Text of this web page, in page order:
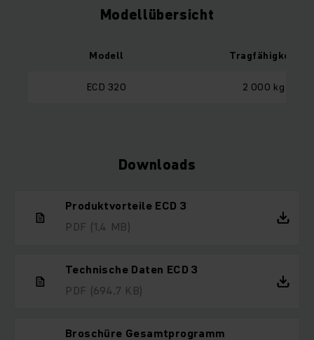
Modellübersicht
Modell Tragfähigkeit
ECD 320 2 000 kg
Downloads
Produktvorteile ECD 3
PDF (1,4 MB)
Technische Daten ECD 3
PDF (694,7 KB)
Broschüre Gesamtprogramm